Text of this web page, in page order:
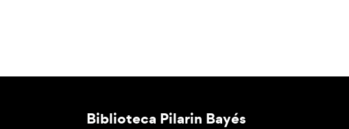
Biblioteca Pilarin Bayés